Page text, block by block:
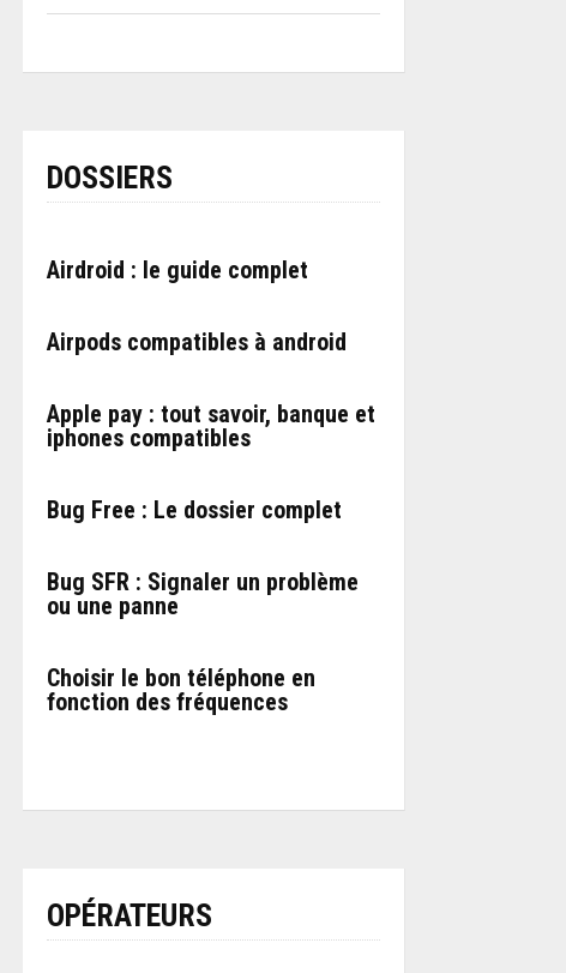
DOSSIERS
Airdroid : le guide complet
Airpods compatibles à android
Apple pay : tout savoir, banque et
iphones compatibles
Bug Free : Le dossier complet
Bug SFR : Signaler un problème
ou une panne
Choisir le bon téléphone en
fonction des fréquences
OPÉRATEURS